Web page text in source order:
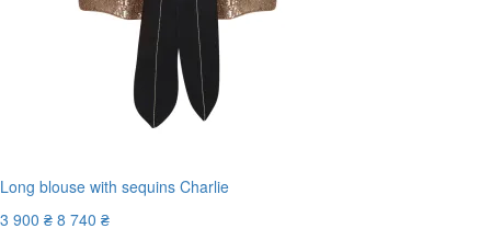
Long blouse with sequins Charlie
3 900 ₴ 8 740 ₴